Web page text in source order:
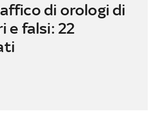
di orologi di
e falsi: 22